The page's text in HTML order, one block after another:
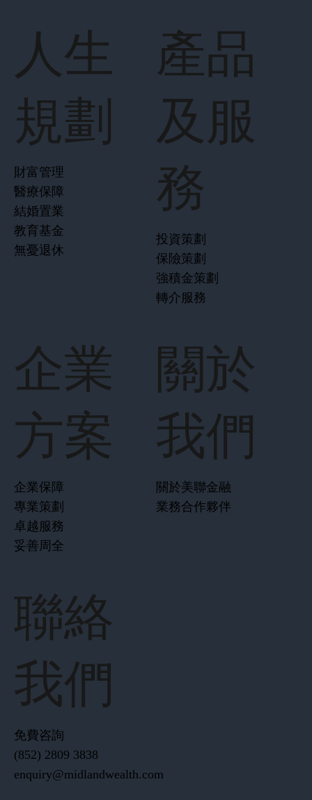
人生
規劃
財富管理
醫療保障
結婚置業
教育基金
無憂退休
產品
及服
務
投資策劃
保險策劃
強積金策劃
轉介服務
企業
方案
企業保障
專業策劃
卓越服務
妥善周全
關於
我們
關於美聯金融
業務合作夥伴
聯絡
我們
免費咨詢
(852) 2809 3838
enquiry@midlandwealth.com